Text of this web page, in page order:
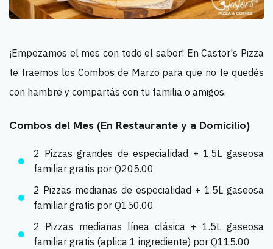
¡Empezamos el mes con todo el sabor! En Castor's Pizza
te traemos los Combos de Marzo para que no te quedés
con hambre y compartás con tu familia o amigos.
Combos del Mes (En Restaurante y a Domicilio)
2 Pizzas grandes de especialidad + 1.5L gaseosa
familiar gratis por Q205.00
2 Pizzas medianas de especialidad + 1.5L gaseosa
familiar gratis por Q150.00
2 Pizzas medianas línea clásica + 1.5L gaseosa
familiar gratis (aplica 1 ingrediente) por Q115.00